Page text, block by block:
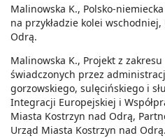
Malinowska K., Polsko-
na przykładzie kolei
Odrą.
Malinowska K., Projekt z
świadczonych przez
gorzowskiego, sulęcińskiego i
Integracji Europejskiej i
Miasta Kostrzyn nad Odrą,
Urząd Miasta Kostrzyn nad Odrą.